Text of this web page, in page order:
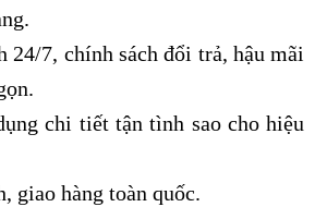
24/7, chính sách đổi trả, hậu mãi
chi tiết tận tình sao cho hiệu
giao hàng toàn quốc.